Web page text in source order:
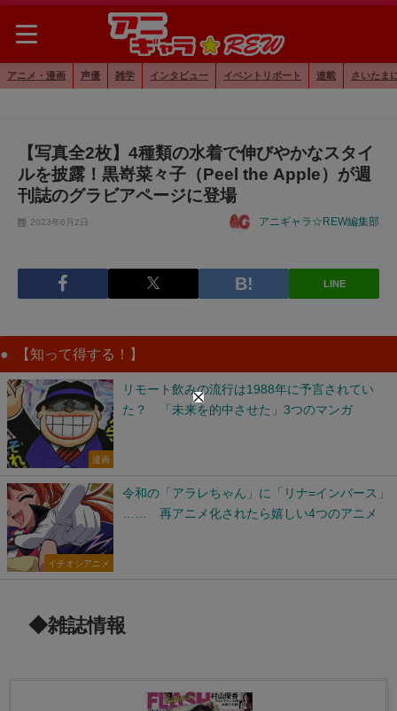
アニメ・漫画 声優 雑学 インタビュー イベントリポート 連載 さいたま
【写真全2枚】4種類の水着で伸びやかなスタイ
ルを披露！黒嵜菜々子（Peel the Apple）が週
刊誌のグラビアページに登場
2023年6月2日 アニギャラ☆REW編集部
LINE
【知って得する！】
漫画
リモート飲みの流行は1988年に予言されてい
た？ 「未来を的中させた」3つのマンガ
イチオシアニメ
令和の「アラレちゃん」に「リナ=インバース」
…… 再アニメ化されたら嬉しい4つのアニメ
◆雑誌情報